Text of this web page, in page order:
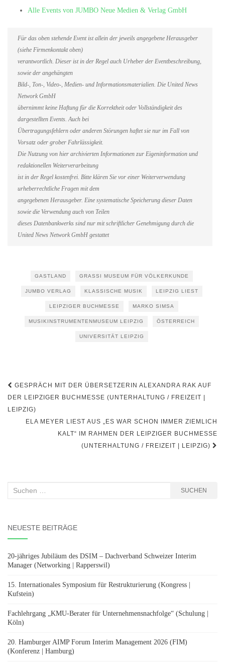
Alle Events von JUMBO Neue Medien & Verlag GmbH
Für das oben stehende Event ist allein der jeweils angegebene Herausgeber
(siehe Firmenkontakt oben)
verantwortlich. Dieser ist in der Regel auch Urheber der Eventbeschreibung,
sowie der angehängten
Bild-, Ton-, Video-, Medien- und Informationsmaterialien. Die United News
Network GmbH
übernimmt keine Haftung für die Korrektheit oder Vollständigkeit des
dargestellten Events. Auch bei
Übertragungsfehlern oder anderen Störungen haftet sie nur im Fall von
Vorsatz oder grober Fahrlässigkeit.
Die Nutzung von hier archivierten Informationen zur Eigeninformation und
redaktionellen Weiterverarbeitung
ist in der Regel kostenfrei. Bitte klären Sie vor einer Weiterverwendung
urheberrechtliche Fragen mit dem
angegebenen Herausgeber. Eine systematische Speicherung dieser Daten
sowie die Verwendung auch von Teilen
dieses Datenbankwerks sind nur mit schriftlicher Genehmigung durch die
United News Network GmbH gestattet
GASTLAND GRASSI MUSEUM FÜR VÖLKERKUNDE
JUMBO VERLAG KLASSISCHE MUSIK LEIPZIG LIEST
LEIPZIGER BUCHMESSE MARKO SIMSA
MUSIKINSTRUMENTENMUSEUM LEIPZIG ÖSTERREICH
UNIVERSITÄT LEIPZIG
Beitragsnavigation
GESPRÄCH MIT DER ÜBERSETZERIN ALEXANDRA RAK AUF
DER LEIPZIGER BUCHMESSE (UNTERHALTUNG / FREIZEIT |
LEIPZIG)
ELA MEYER LIEST AUS „ES WAR SCHON IMMER ZIEMLICH
KALT“ IM RAHMEN DER LEIPZIGER BUCHMESSE
(UNTERHALTUNG / FREIZEIT | LEIPZIG)
Suchen
SUCHEN
NEUESTE BEITRÄGE
20-jähriges Jubiläum des DSIM – Dachverband Schweizer Interim
Manager (Networking | Rapperswil)
15. Internationales Symposium für Restrukturierung (Kongress |
Kufstein)
Fachlehrgang „KMU-Berater für Unternehmensnachfolge“ (Schulung |
Köln)
20. Hamburger AIMP Forum Interim Management 2026 (FIM)
(Konferenz | Hamburg)